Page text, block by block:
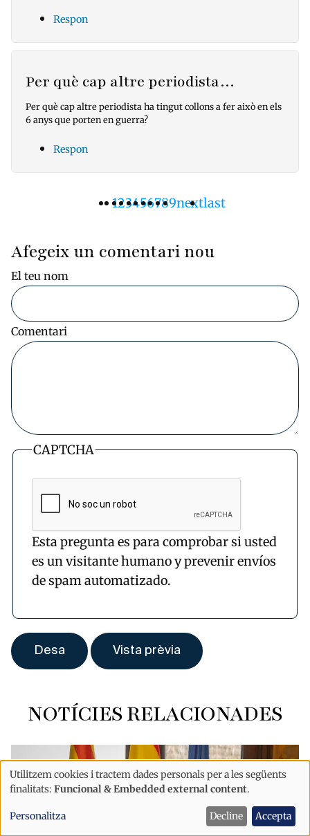
Respon
Per què cap altre periodista…
Per què cap altre periodista ha tingut collons a fer això en els
6 anys que porten en guerra?
Respon
Pàgina
1Pàgina
2Pàgina
3Pàgina
4Pàgina
5Pàgina
6Pàgina
7Pàgina
8Pàgina
9Pàgina
nextÚltima
last
Afegeix un comentari nou
El teu nom
Comentari
CAPTCHA
Esta pregunta es para comprobar si usted
es un visitante humano y prevenir envíos
de spam automatizado.
NOTÍCIES RELACIONADES
Ús
de
dades
Utilitzem cookies i tractem dades personals per a les següents
finalitats: Funcional & Embedded external content.
Personalitza Decline Accepta